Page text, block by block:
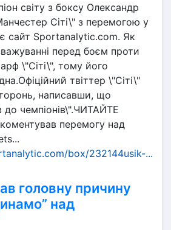
світу з боксу Олександр
Сіті\" з перемогою у
сайт Sportanalytic.com. Як
перед боєм проти
\"Сіті\", тому його
твіттер \"Сіті\"
написавши, що
чемпіонів\".ЧИТАЙТЕ
перемогу над
box/232144usik-...
головну причину
над